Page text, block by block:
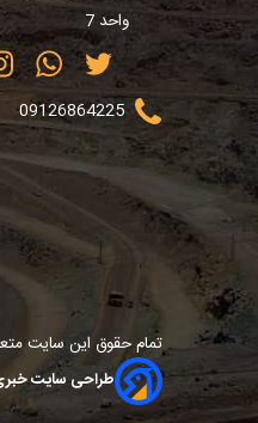
واحد 7
09126864225
تمام حقوق این سایت
طراحی سایت